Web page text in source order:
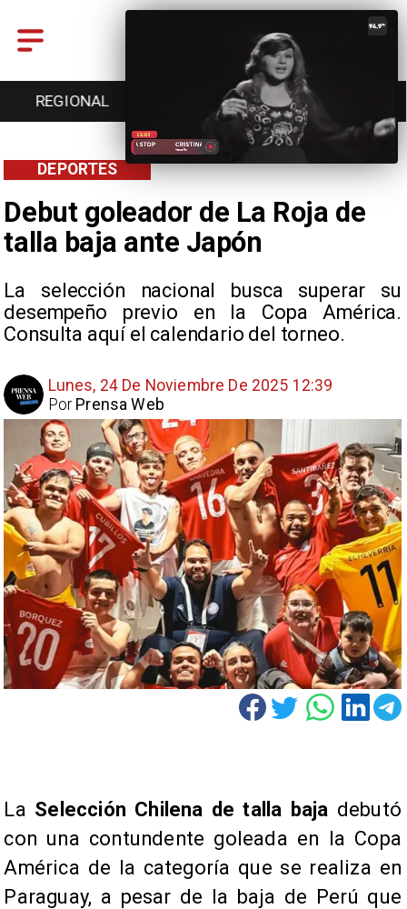
REGIONAL ENTRETENCIÓN DEPORTES
Debut goleador de La Roja de
talla baja ante Japón
La selección nacional busca superar su
desempeño previo en la Copa América.
Consulta aquí el calendario del torneo.
DEPORTES
Lunes, 24 De Noviembre De 2025 12:39
Prensa Web
Por
La Selección Chilena de talla baja debutó
con una contundente goleada en la Copa
América de la categoría que se realiza en
Paraguay, a pesar de la baja de Perú que